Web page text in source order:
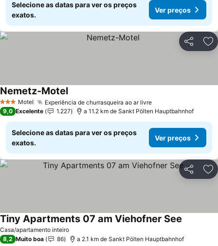
Selecione as datas para ver os preços
exatos.
Ver preços
Partilhar
3 EstrelasMotel Experiência de churrasqueira ao ar livreVer preços
Nemetz-MotelVer preços
9,0 Excelente 1.227 a 11.2 km de Sankt Pölten Hauptbahnhof
Selecione as datas para ver os preços
exatos.
Ver preços
Partilhar
Casa/apartamento inteiro
Tiny Apartments 07 am Viehofner See
8,2 Muito boa 86 a 2.1 km de Sankt Pölten Hauptbahnhof